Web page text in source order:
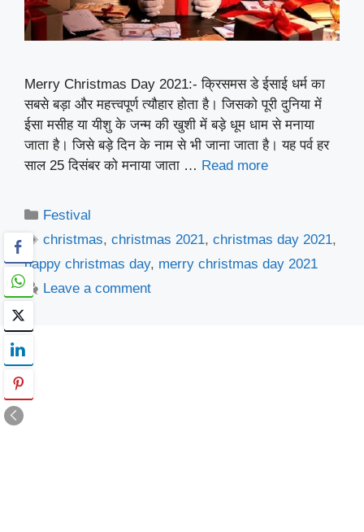
Merry Christmas Day 2021:- क्रिसमस डे ईसाई धर्म का
सबसे बड़ा और महत्त्वपूर्ण त्यौहार होता है। जिसको पूरी दुनिया में
ईसा मसीह या यीशु के जन्म की खुशी में बड़े धूम धाम से मनाया
जाता है। जिसे बड़े दिन के नाम से भी जाना जाता है। यह पर्व हर
साल 25 दिसंबर को मनाया जाता … Read more
Categories
Festival
Tags
christmas,christmas 2021,christmas day 2021,
happy christmas day, merry christmas day 2021
Leave a comment